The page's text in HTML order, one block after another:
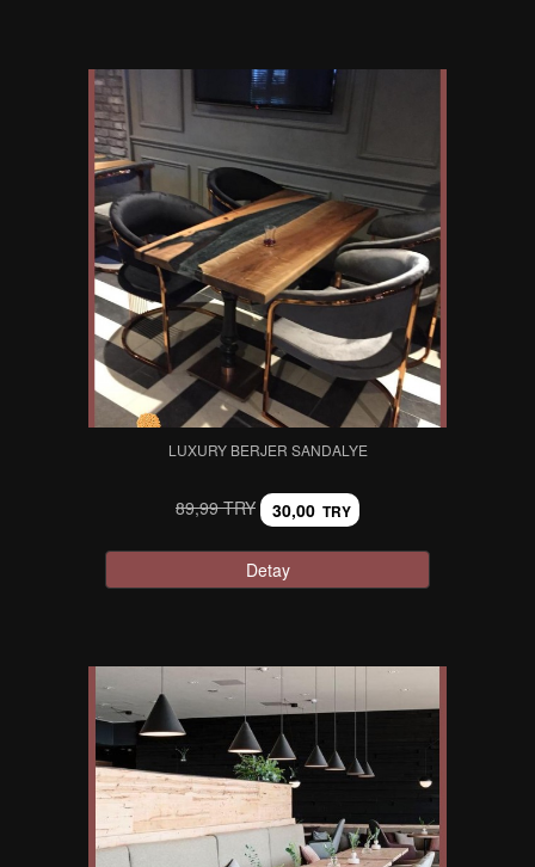
LUXURY BERJER SANDALYE
89,99 TRY 30,00 TRY
Detay